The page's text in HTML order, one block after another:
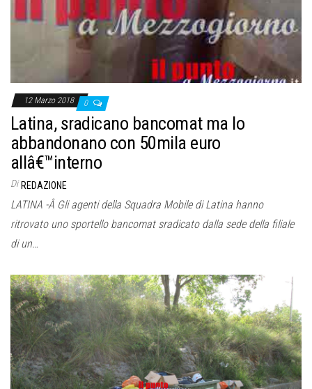
12 Marzo 2018 0
Latina, sradicano bancomat ma lo
abbandonano con 50mila euro
allâ€™interno
Di REDAZIONE
LATINA -Â Gli agenti della Squadra Mobile di Latina hanno
ritrovato uno sportello bancomat sradicato dalla sede della filiale
di un…